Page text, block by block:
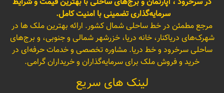
سرمایه‌گذاری تضمینی با امنیت کامل.
مرجع مطمئن در خط ساحلی شمال کشور. ارائه بهترین ملک ها در
شهرک‌های دریاکنار، خانه دریا، خزرشهر شمالی و جنوبی، و برج‌های
ساحلی سرخرود و خط دریا. مشاوره تخصصی و خدمات حرفه‌ای در
خرید و فروش ملک برای سرمایه‌گذاران و خریداران گرامی.
لینک های سریع